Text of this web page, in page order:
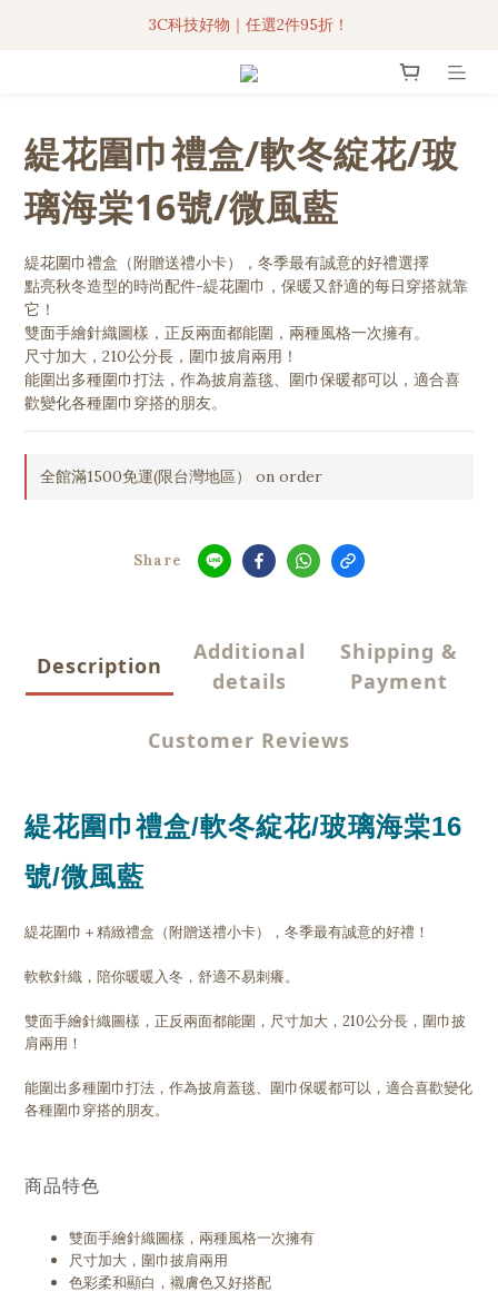
3C科技好物｜任選2件95折！
3C科技好物｜任選2件95折！
聯名iPhone手機殼現貨4折起🔥
3C科技好物｜任選2件95折！
緹花圍巾禮盒/軟冬綻花/玻
璃海棠16號/微風藍
緹花圍巾禮盒（附贈送禮小卡），冬季最有誠意的好禮選擇
點亮秋冬造型的時尚配件-緹花圍巾，保暖又舒適的每日穿搭就靠
它！
雙面手繪針織圖樣，正反兩面都能圍，兩種風格一次擁有。
尺寸加大，210公分長，圍巾披肩兩用！
能圍出多種圍巾打法，作為披肩蓋毯、圍巾保暖都可以，適合喜
歡變化各種圍巾穿搭的朋友。
全館滿1500免運(限台灣地區） on order
Share
Description
Additional
details
Shipping &
Payment
Customer Reviews
緹花圍巾禮盒/軟冬綻花/玻璃海棠16
號/微風藍
緹花圍巾＋精緻禮盒（附贈送禮小卡），冬季最有誠意的好禮！
軟軟針織，陪你暖暖入冬，舒適不易刺癢。
雙面手繪針織圖樣，正反兩面都能圍， 尺寸加大，210公分長，圍巾披
肩兩用！
能圍出多種圍巾打法，作為披肩蓋毯、圍巾保暖都可以，適合喜歡變化
各種圍巾穿搭的朋友。
商品特色
雙面手繪針織圖樣，兩種風格一次擁有
尺寸加大，圍巾披肩兩用
色彩柔和顯白，襯膚色又好搭配